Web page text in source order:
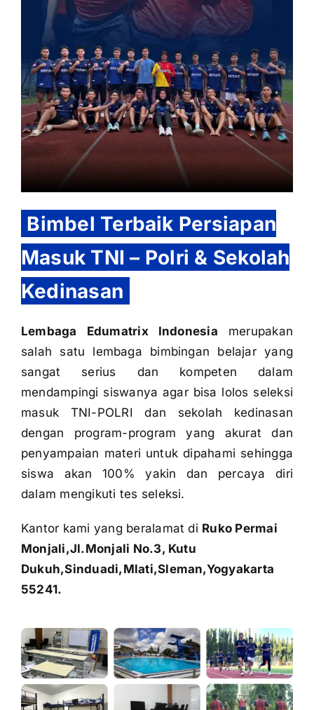
Bimbel Terbaik Persiapan
Masuk TNI – Polri & Sekolah
Kedinasan
Lembaga Edumatrix Indonesia merupakan
salah satu lembaga bimbingan belajar yang
sangat serius dan kompeten dalam
mendampingi siswanya agar bisa lolos seleksi
masuk TNI-POLRI dan sekolah kedinasan
dengan program-program yang akurat dan
penyampaian materi untuk dipahami sehingga
siswa akan 100% yakin dan percaya diri
dalam mengikuti tes seleksi.
Kantor kami yang beralamat di Ruko Permai
Monjali,Jl.Monjali No.3, Kutu
Dukuh,Sinduadi,Mlati,Sleman,Yogyakarta
55241.